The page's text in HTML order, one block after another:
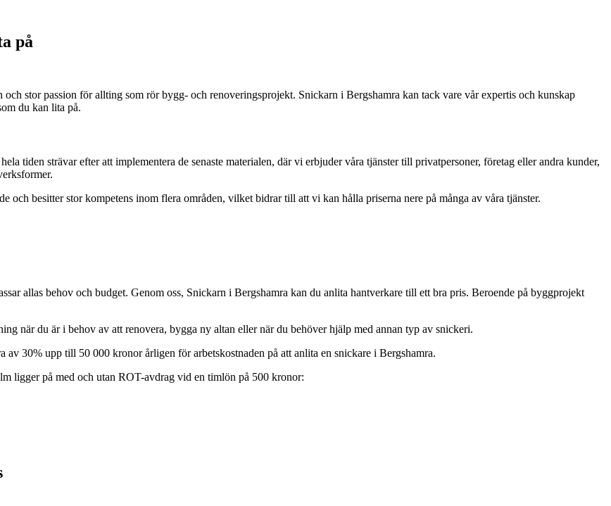
på
stor passion för allting som rör bygg- och renoveringsprojekt. Snickarn i Bergshamra kan tack vare vår expertis och kunskap
du kan lita på.
tiden strävar efter att implementera de senaste materialen, där vi erbjuder våra tjänster till privatpersoner, företag eller andra kunder,
och besitter stor kompetens inom flera områden, vilket bidrar till att vi kan hålla priserna nere på många av våra tjänster.
allas behov och budget. Genom oss, Snickarn i Bergshamra kan du anlita hantverkare till ett bra pris. Beroende på byggprojekt
när du är i behov av att renovera, bygga ny altan eller när du behöver hjälp med annan typ av snickeri.
av 30% upp till 50 000 kronor årligen för arbetskostnaden på att anlita en snickare i Bergshamra.
ligger på med och utan ROT-avdrag vid en timlön på 500 kronor: